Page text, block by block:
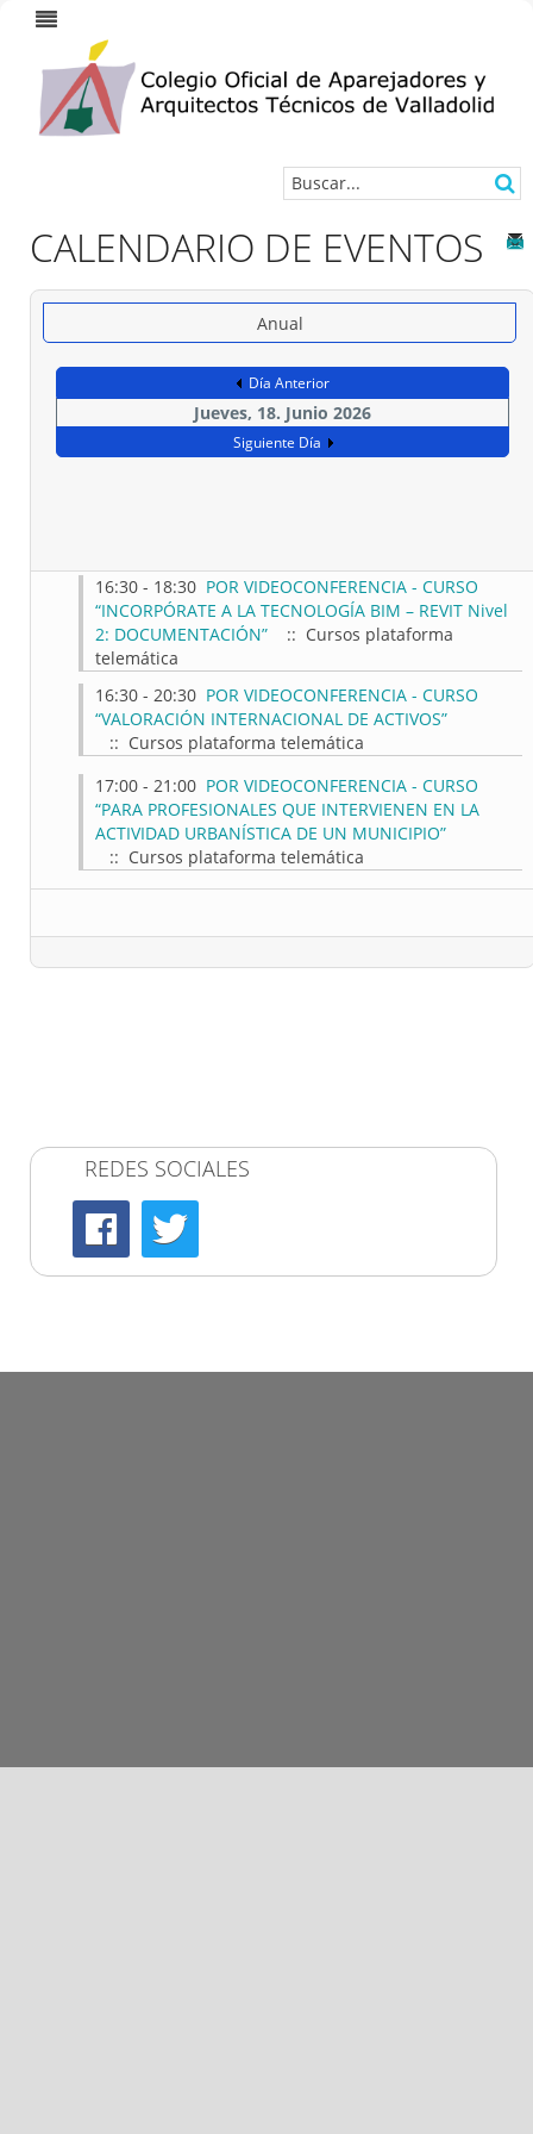
CALENDARIO DE EVENTOS
Anual
Día Anterior
Jueves, 18. Junio 2026
Siguiente Día
16:30 - 18:30 POR VIDEOCONFERENCIA - CURSO
“INCORPÓRATE A LA TECNOLOGÍA BIM – REVIT Nivel
2: DOCUMENTACIÓN”
:: Cursos plataforma
telemática
16:30 - 20:30 POR VIDEOCONFERENCIA - CURSO
“VALORACIÓN INTERNACIONAL DE ACTIVOS”
:: Cursos plataforma telemática
17:00 - 21:00 POR VIDEOCONFERENCIA - CURSO
“PARA PROFESIONALES QUE INTERVIENEN EN LA
ACTIVIDAD URBANÍSTICA DE UN MUNICIPIO”
:: Cursos plataforma telemática
REDES SOCIALES